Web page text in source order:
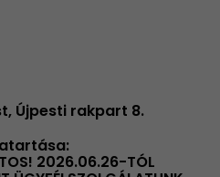
Újpesti rakpart 8.
2026.06.26-TÓL